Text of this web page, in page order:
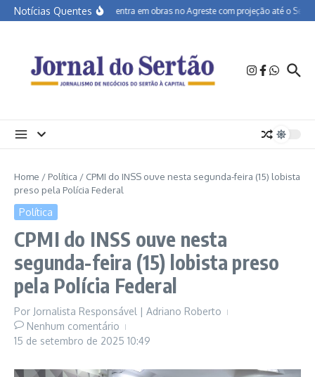
Ir para o conteúdo
Notícias QuentesBR-232 entra em obras no Agreste com projeção até o Sertão
Home / Política / CPMI do INSS ouve nesta segunda-feira (15) lobista
preso pela Polícia Federal
Política
CPMI do INSS ouve nesta
segunda-feira (15) lobista preso
pela Polícia Federal
Por Jornalista Responsável | Adriano Roberto
Nenhum comentário
15 de setembro de 2025 10:49